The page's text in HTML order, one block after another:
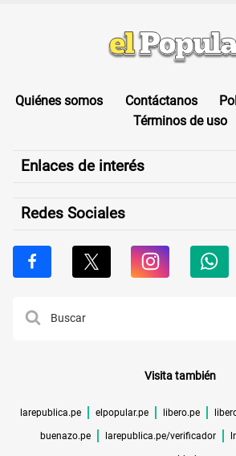
Quiénes somos Contáctanos
Términos de uso
Enlaces de interés
Redes Sociales
Visita también
larepublica.pe elpopular.pe libero.pe
buenazo.pe larepublica.pe/verificador